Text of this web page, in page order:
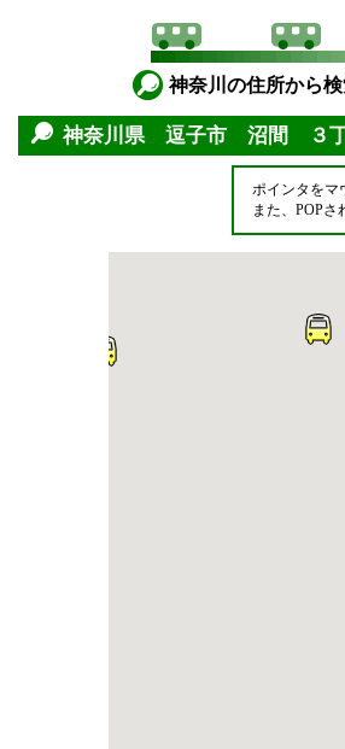
神奈川の住所から
神奈川県 逗子市 沼間 ３
ポインタをマ
また、POP